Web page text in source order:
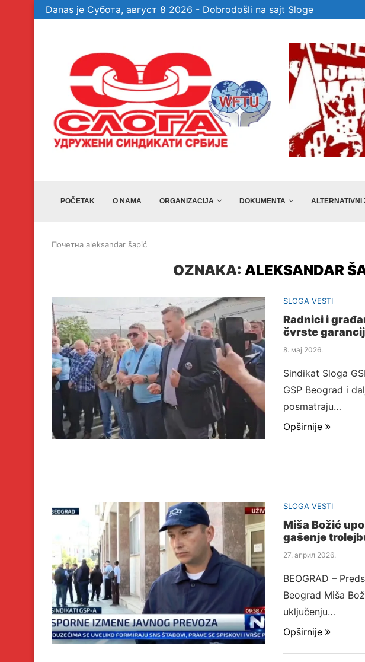
Danas je Субота, август 8 2026 - Dobrodošli na sajt Sloge
garancije, a... Veselinović: Bez članova, aktivista i simpatizera „Sloge“ ne...
POČETAK O NAMA ORGANIZACIJA DOKUMENTA ALTERNATIVNI
Почетна aleksandar šapić
OZNAKA:ALEKSANDAR
SLOGA VESTI
Radnici i
čvrste
8. мај 2026.
Sindikat Sloga
GSP Beograd i
posmatraju…
Opširnije
SLOGA VESTI
Miša Božić
gašenje
27. април 2026.
BEOGRAD –
Beograd Miša
uključenju…
Opširnije